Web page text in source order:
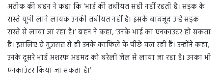
अतीक की बहन ने कहा कि ‘भाई की तबीयत सही नहीं रहती है। सड़क के
रास्ते यूपी लाने लायक उनकी तबीयत नहीं है। इसके बावजूद उन्हें सड़क
रास्ते से लाया जा रहा है।’ बहन ने कहा, ‘उनके भाई का एनकाउंटर हो सकता
है। इसलिए वे गुजरात से ही उनके काफिले के पीछे चल रही हैं। उन्होंने कहा,
उनके दूसरे भाई अशरफ अहमद को बरेली जेल से लाया जा रहा है। उनका भी
एनकाउंटर किया जा सकता है।’